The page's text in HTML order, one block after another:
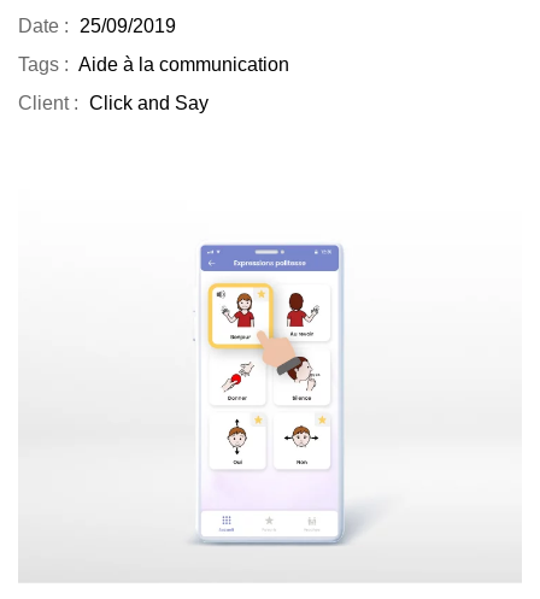
Date :
25/09/2019
Tags : Aide à la communication
Client : Click and Say